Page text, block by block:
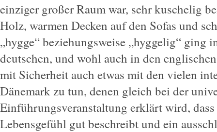
einziger großer Raum war, sehr kuschelig
Holz, warmen Decken auf den Sofas und
„hygge“ beziehungsweise „hyggelig“ ging
deutschen, und wohl auch in den
mit Sicherheit auch etwas mit den vielen
Dänemark zu tun, denen gleich bei der
Einführungsveranstaltung erklärt wird,
Lebensgefühl gut beschreibt und ein